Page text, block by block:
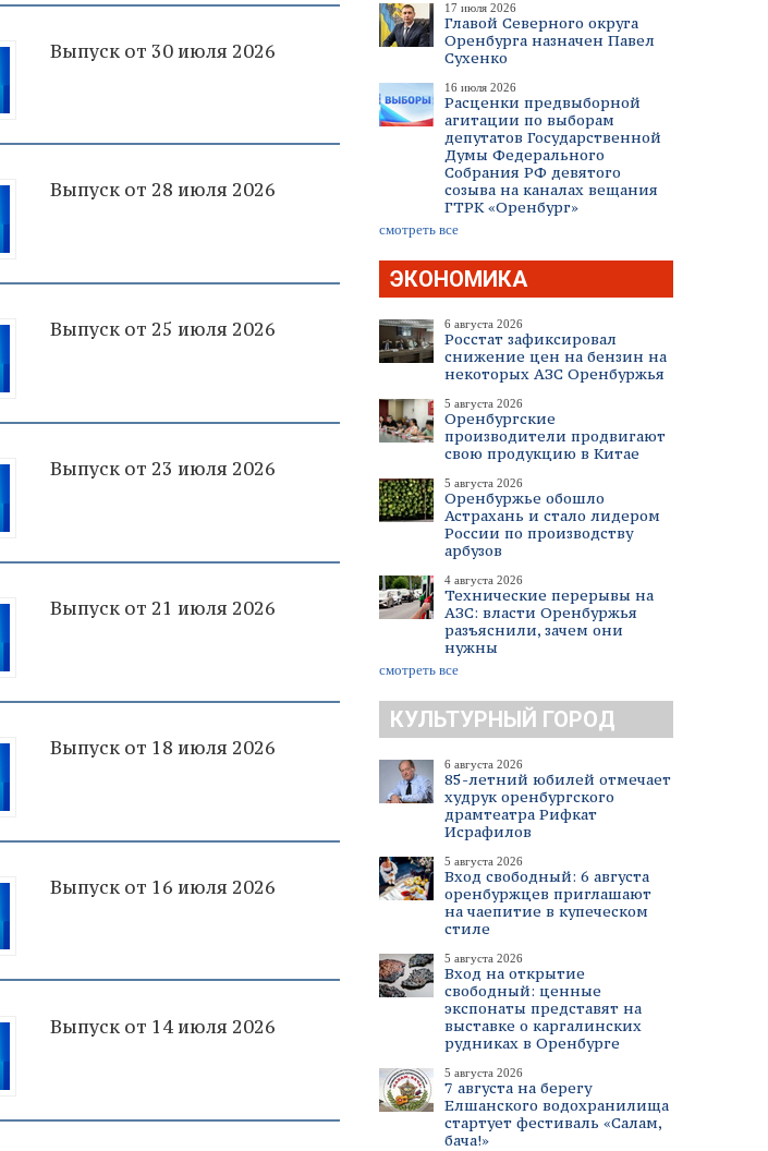
17 июля 2026
Главой Северного округа
Оренбурга назначен Павел
Сухенко
16 июля 2026
Расценки предвыборной
агитации по выборам
депутатов Государственной
Думы Федерального
Собрания РФ девятого
созыва на каналах вещания
ГТРК «Оренбург»
смотреть все
ЭКОНОМИКА
6 августа 2026
Росстат зафиксировал
снижение цен на бензин на
некоторых АЗС Оренбуржья
5 августа 2026
Оренбургские
производители продвигают
свою продукцию в Китае
5 августа 2026
Оренбуржье обошло
Астрахань и стало лидером
России по производству
арбузов
4 августа 2026
Технические перерывы на
АЗС: власти Оренбуржья
разъяснили, зачем они
нужны
смотреть все
КУЛЬТУРНЫЙ ГОРОД
6 августа 2026
85-летний юбилей отмечает
худрук оренбургского
драмтеатра Рифкат
Исрафилов
5 августа 2026
Вход свободный: 6 августа
оренбуржцев приглашают
на чаепитие в купеческом
стиле
5 августа 2026
Вход на открытие
свободный: ценные
экспонаты представят на
выставке о каргалинских
рудниках в Оренбурге
5 августа 2026
7 августа на берегу
Елшанского водохранилища
стартует фестиваль «Салам,
бача!»
Выпуск от 30 июля 2026
Выпуск от 28 июля 2026
Выпуск от 25 июля 2026
Выпуск от 23 июля 2026
Выпуск от 21 июля 2026
Выпуск от 18 июля 2026
Выпуск от 16 июля 2026
Выпуск от 14 июля 2026